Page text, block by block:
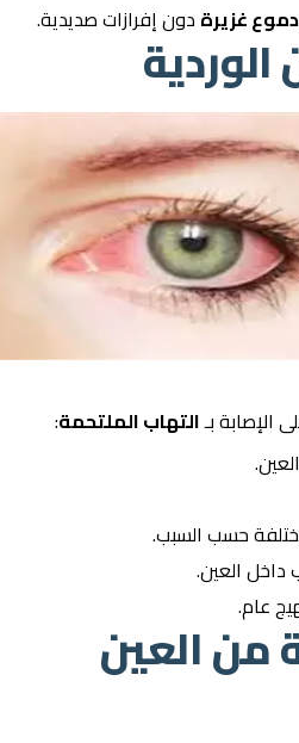
غزيرة دون إفرازات صديدية.
الإصابة بـالتهاب الملتحمة:
حسب السبب.
العين.
عام.
من العين